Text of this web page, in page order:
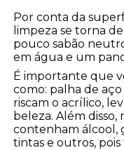
Por conta da
limpeza se torna
pouco sabão
em água e um
É importante que
como: palha de
riscam o acrílico,
beleza. Além
contenham álcool,
tintas e outros,